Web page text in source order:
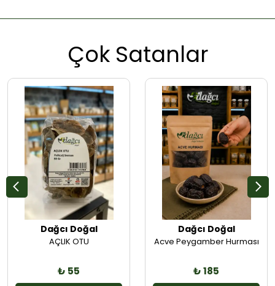
Çok Satanlar
Dağcı Doğal
AÇLIK OTU
₺ 55
Dağcı Doğal
Acve Peygamber Hurması
₺ 185